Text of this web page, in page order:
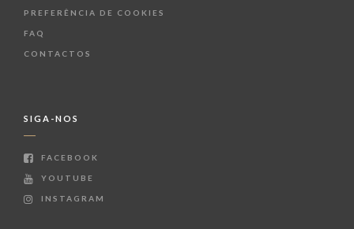
PREFERÊNCIA DE COOKIES
FAQ
CONTACTOS
SIGA-NOS
FACEBOOK
YOUTUBE
INSTAGRAM